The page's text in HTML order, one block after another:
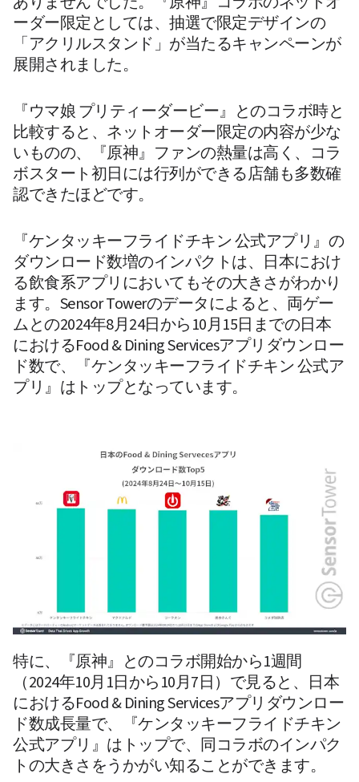
ーダー限定としては、抽選で限定デザインの
「アクリルスタンド」が当たるキャンペーンが
展開されました。
『ウマ娘 プリティーダービー』とのコラボ時と
比較すると、ネットオーダー限定の内容が少な
いものの、『原神』ファンの熱量は高く、コラ
ボスタート初日には行列ができる店舗も多数確
認できたほどです。
『ケンタッキーフライドチキン 公式アプリ』の
ダウンロード数増のインパクトは、日本におけ
る飲食系アプリにおいてもその大きさがわかり
ます。Sensor Towerのデータによると、両ゲー
ムとの2024年8月24日から10月15日までの日本
におけるFood & Dining Servicesアプリダウンロー
ド数で、『ケンタッキーフライドチキン 公式ア
プリ』はトップとなっています。
特に、『原神』とのコラボ開始から1週間
（2024年10月1日から10月7日）で見ると、日本
におけるFood & Dining Servicesアプリダウンロー
ド数成長量で、『ケンタッキーフライドチキン
公式アプリ』はトップで、同コラボのインパク
トの大きさをうかがい知ることができます。